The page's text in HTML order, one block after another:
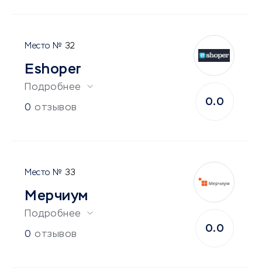
32
Eshoper
Подробнее
0 отзывов
0.0
33
Мерчиум
Подробнее
0 отзывов
0.0